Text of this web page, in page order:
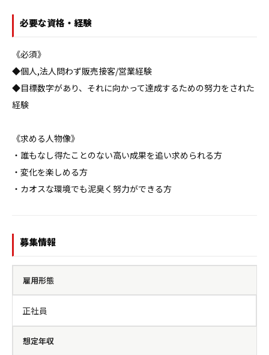
必要な資格・経験
《必須》
◆個人,法人問わず販売接客/営業経験
◆目標数字があり、それに向かって達成するための努力をされた
経験
《求める人物像》
・誰もなし得たことのない高い成果を追い求められる方
・変化を楽しめる方
・カオスな環境でも泥臭く努力ができる方
募集情報
雇用形態
正社員
想定年収